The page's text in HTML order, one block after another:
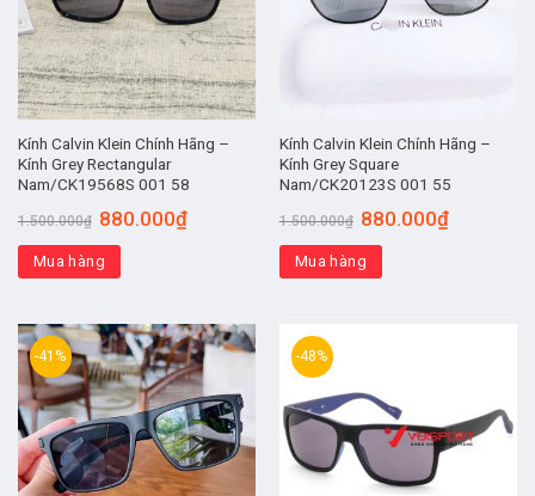
Kính Calvin Klein Chính Hãng –
Kính Grey Rectangular
Nam/CK19568S 001 58
1.500.000₫ 880.000₫
Mua hàng
Kính Calvin Klein Chính Hãng –
Kính Grey Square
Nam/CK20123S 001 55
1.500.000₫ 880.000₫
Mua hàng
-41% -48%